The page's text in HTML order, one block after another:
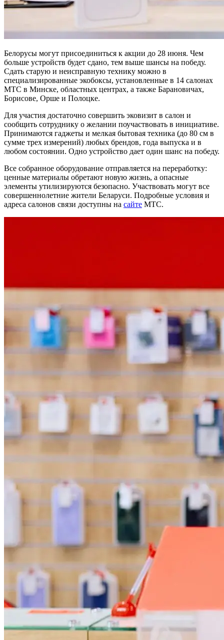
Белорусы могут присоединиться к акции до 28 июня. Чем
больше устройств будет сдано, тем выше шансы на победу.
Сдать старую и неисправную технику можно в
специализированные экобоксы, установленные в 14 салонах
МТС в Минске, областных центрах, а также Барановичах,
Борисове, Орше и Полоцке.
Для участия достаточно совершить эковизит в салон и
сообщить сотруднику о желании поучаствовать в инициативе.
Принимаются гаджеты и мелкая бытовая техника (до 80 см в
сумме трех измерений) любых брендов, года выпуска и в
любом состоянии. Одно устройство дает один шанс на победу.
Все собранное оборудование отправляется на переработку:
ценные материалы обретают новую жизнь, а опасные
элементы утилизируются безопасно. Участвовать могут все
совершеннолетние жители Беларуси. Подробные условия и
адреса салонов связи доступны на сайте МТС.